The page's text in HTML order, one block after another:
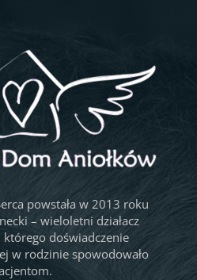
powstała w 2013 roku
– wieloletni działacz
którego doświadczenie
w rodzinie spowodowało